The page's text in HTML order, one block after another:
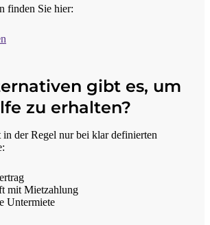
finden Sie hier:
gibt es, um
zu erhalten?
der Regel nur bei klar definierten
mit Mietzahlung
Untermiete